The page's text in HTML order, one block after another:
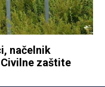
načelnik
zaštite